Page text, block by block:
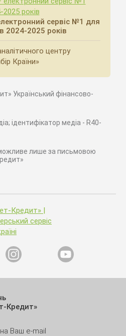
сервіс №1 для
2024-2025 років
центру
Країни»
Український фінансово-
ідентифікатор медіа - R40-
лише за письмовою
Кредит»
Ваш e-mail